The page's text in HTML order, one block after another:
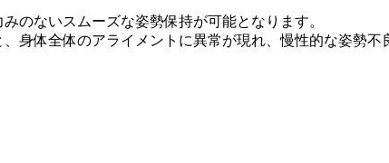
のないスムーズな姿勢保持が可能となります。
身体全体のアライメントに異常が現れ、慢性的な姿勢不